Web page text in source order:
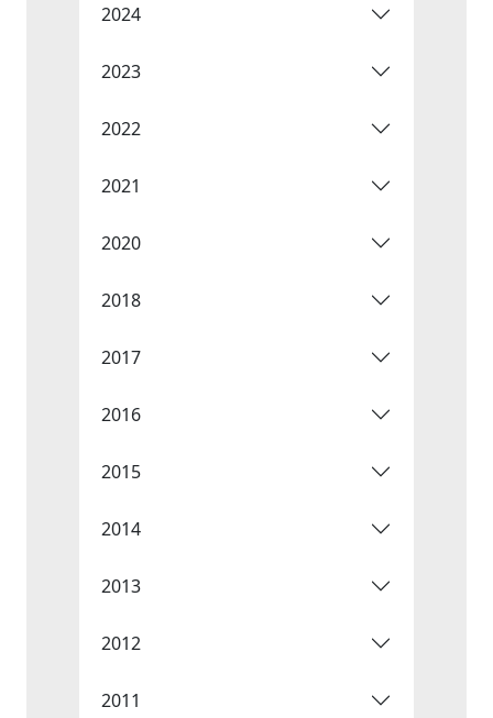
2024
2023
2022
2021
2020
2018
2017
2016
2015
2014
2013
2012
2011